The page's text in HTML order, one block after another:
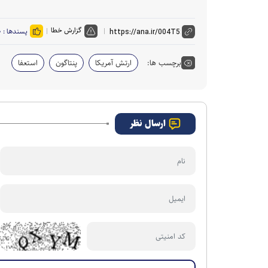
گزارش خطا پسندها :
برچسب ها: ارتش آمریکا پنتاگون استعفا
ارسال نظر